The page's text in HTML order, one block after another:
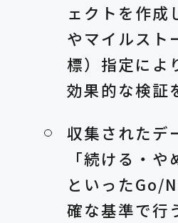
ェクトを作成
やマイルスト
標）指定によ
効果的な検証
収集されたデ
「続ける・や
といったGo/
確な基準で行